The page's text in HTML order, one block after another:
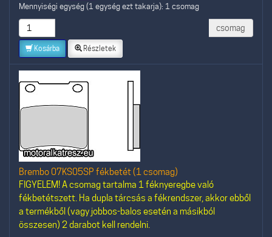
Mennyiségi egység (1 egység ezt takarja): 1 csomag
csomag
Kosárba Részletek
Brembo 07KS05SP fékbetét (1 csomag)
FIGYELEM! A csomag tartalma 1 féknyeregbe való
fékbetétszett. Ha dupla tárcsás a fékrendszer, akkor ebből
a termékből (vagy jobbos-balos esetén a másikból
összesen) 2 darabot kell rendelni.